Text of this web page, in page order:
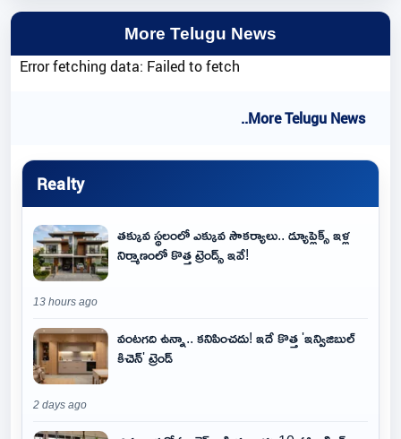
More Telugu News
Error fetching data: Failed to fetch
..More Telugu News
Realty
తక్కువ స్థలంలో ఎక్కువ సౌకర్యాలు.. డ్యూప్లెక్స్ ఇళ్ల
నిర్మాణంలో కొత్త ట్రెండ్స్ ఇవే!
13 hours ago
వంటగది ఉన్నా.. కనిపించదు! ఇదే కొత్త 'ఇన్విజిబుల్
కిచెన్' ట్రెండ్
2 days ago